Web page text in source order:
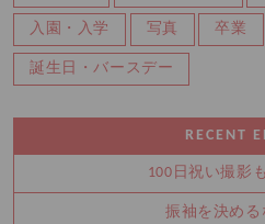
入園・入学 写真 卒業
誕生日・バースデー
RECENT
100日祝い撮影
振袖を決める